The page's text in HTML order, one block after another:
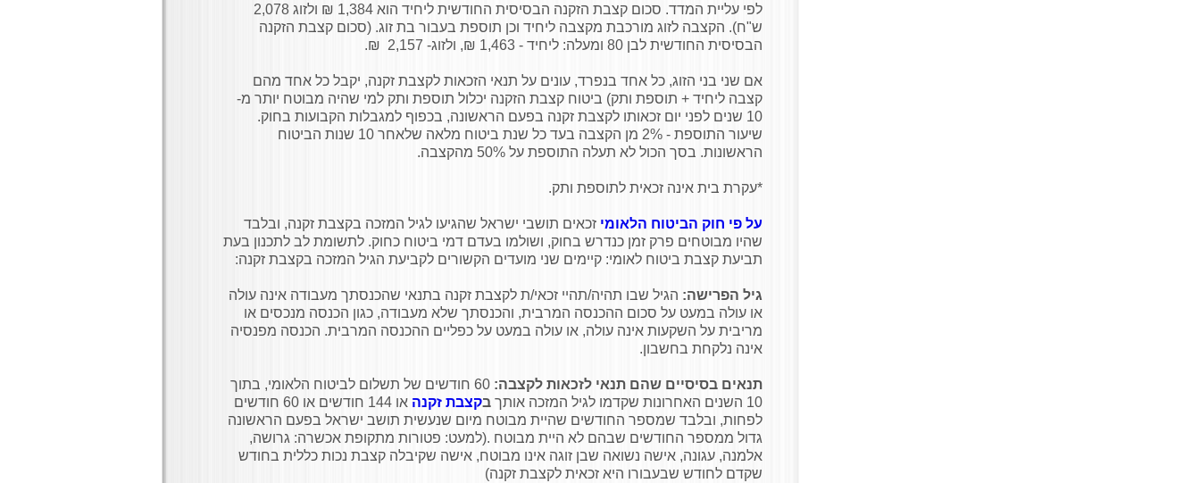
לפי עליית המדד. סכום קצבת הזקנה הבסיסית החודשית ליחיד הוא 1,384 ₪ ולזוג 2,078
ש"ח). הקצבה לזוג מורכבת מקצבה ליחיד וכן תוספת בעבור בת זוג. (סכום קצבת הזקנה
הבסיסית החודשית לבן 80 ומעלה: ליחיד - 1,463 ₪, ולזוג- 2,157 ₪.
אם שני בני הזוג, כל אחד בנפרד, עונים על תנאי הזכאות לקצבת זקנה, יקבל כל אחד מהם
קצבה ליחיד + תוספת ותק) ביטוח קצבת הזקנה יכלול תוספת ותק למי שהיה מבוטח יותר מ-
10 שנים לפני יום זכאותו לקצבת זקנה בפעם הראשונה, בכפוף למגבלות הקבועות בחוק.
שיעור התוספת - 2% מן הקצבה בעד כל שנת ביטוח מלאה שלאחר 10 שנות הביטוח
הראשונות. בסך הכול לא תעלה התוספת על 50% מהקצבה.
*עקרת בית אינה זכאית לתוספת ותק.
על פי חוק הביטוח הלאומי זכאים תושבי ישראל שהגיעו לגיל המזכה בקצבת זקנה, ובלבד
שהיו מבוטחים פרק זמן כנדרש בחוק, ושולמו בעדם דמי ביטוח כחוק. לתשומת לב לתכנון בעת
תביעת קצבת ביטוח לאומי: קיימים שני מועדים הקשורים לקביעת הגיל המזכה בקצבת זקנה:
גיל הפרישה: הגיל שבו תהיה/תהיי זכאי/ת לקצבת זקנה בתנאי שהכנסתך מעבודה אינה עולה
או עולה במעט על סכום ההכנסה המרבית, והכנסתך שלא מעבודה, כגון הכנסה מנכסים או
מריבית על השקעות אינה עולה, או עולה במעט על כפליים ההכנסה המרבית. הכנסה מפנסיה
אינה נלקחת בחשבון.
תנאים בסיסיים שהם תנאי לזכאות לקצבה:
60 חודשים של תשלום לביטוח הלאומי, בתוך
10 השנים האחרונות שקדמו לגיל המזכה אותך
בקצבת זקנה
או 144 חודשים או 60 חודשים
לפחות, ובלבד שמספר החודשים שהיית מבוטח מיום שנעשית תושב ישראל בפעם הראשונה
גדול ממספר החודשים שבהם לא היית מבוטח .(למעט: פטורות מתקופת אכשרה: גרושה,
אלמנה, עגונה, אישה נשואה שבן זוגה אינו מבוטח, אישה שקיבלה קצבת נכות כללית בחודש
שקדם לחודש שבעבורו היא זכאית לקצבת זקנה)